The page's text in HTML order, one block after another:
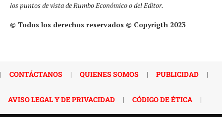
los puntos de vista de Rumbo Económico o del Editor.
© Todos los derechos reservados © Copyrigth 2023
| CONTÁCTANOS | QUIENES SOMOS | PUBLICIDAD |
AVISO LEGAL Y DE PRIVACIDAD | CÓDIGO DE ÉTICA |